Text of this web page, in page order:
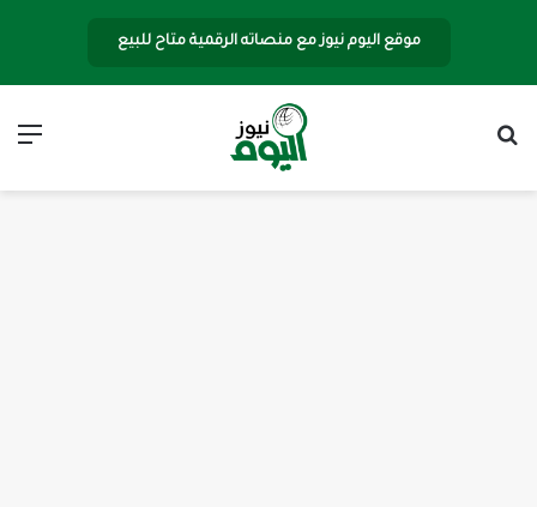
موقع اليوم نيوز مع منصاته الرقمية متاح للبيع